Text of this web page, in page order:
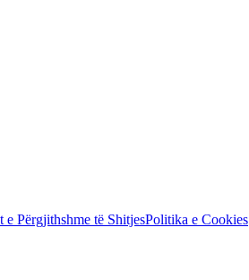
e Përgjithshme të ShitjesPolitika e Cookies